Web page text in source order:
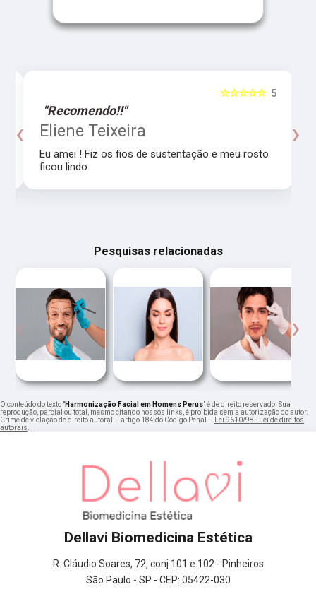
5
☆☆☆☆☆
"Recomendo!!"
Eliene Teixeira
Eu amei ! Fiz os fios de sustentação e meu rosto
ficou lindo
‹ ›
Pesquisas relacionadas
‹ ›
O conteúdo do texto "Harmonização Facial em Homens Perus" é de direito reservado. Sua
reprodução, parcial ou total, mesmo citando nossos links, é proibida sem a autorização do autor.
Crime de violação de direito autoral – artigo 184 do Código Penal –
Lei 9610/98 - Lei de direitos
autorais
Dellavi Biomedicina Estética
R. Cláudio Soares, 72, conj 101 e 102 - Pinheiros
São Paulo - SP - CEP: 05422-030